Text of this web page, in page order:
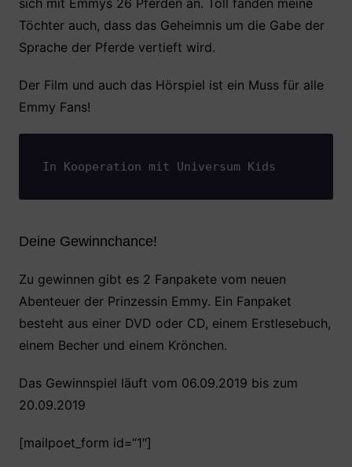
sich mit Emmys 26 Pferden an. Toll fanden meine
Töchter auch, dass das Geheimnis um die Gabe der
Sprache der Pferde vertieft wird.
Der Film und auch das Hörspiel ist ein Muss für alle
Emmy Fans!
In Kooperation mit Universum Kids
Deine Gewinnchance!
Zu gewinnen gibt es 2 Fanpakete vom neuen
Abenteuer der Prinzessin Emmy. Ein Fanpaket
besteht aus einer DVD oder CD, einem Erstlesebuch,
einem Becher und einem Krönchen.
Das Gewinnspiel läuft vom 06.09.2019 bis zum
20.09.2019
[mailpoet_form id=“1″]